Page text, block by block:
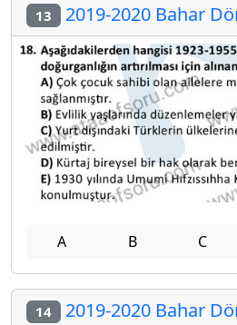
13 2019-2020 Bahar
A B C
14 2019-2020 Bahar